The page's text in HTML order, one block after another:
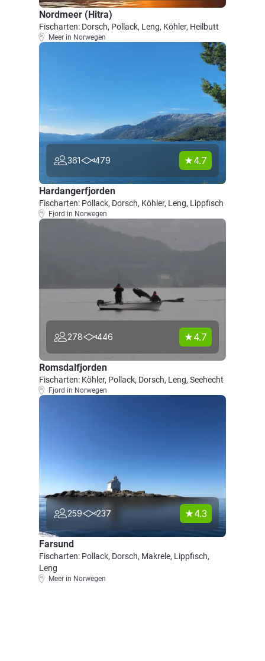
Nordmeer (Hitra)
Fischarten: Dorsch, Pollack, Leng, Köhler, Heilbutt
Meer in Norwegen
361 479 4.7
Hardangerfjorden
Fischarten: Pollack, Dorsch, Köhler, Leng, Lippfisch
Fjord in Norwegen
278 446 4.7
Romsdalfjorden
Fischarten: Köhler, Pollack, Dorsch, Leng, Seehecht
Fjord in Norwegen
259 237 4.3
Farsund
Fischarten: Pollack, Dorsch, Makrele, Lippfisch,
Leng
Meer in Norwegen